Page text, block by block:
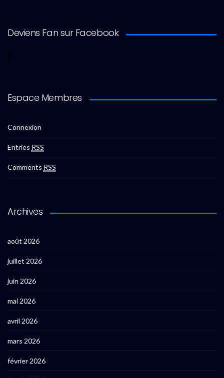
Deviens Fan sur Facebook
Espace Membres
Connexion
Entries RSS
Comments RSS
Archives
août 2026
juillet 2026
juin 2026
mai 2026
avril 2026
mars 2026
février 2026